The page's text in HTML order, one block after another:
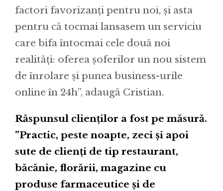
factori favorizanți pentru noi, și asta
pentru că tocmai lansasem un serviciu
care bifa întocmai cele două noi
realități: oferea șoferilor un nou sistem
de înrolare și punea business-urile
online în 24h”, adaugă Cristian.
Răspunsul clienților a fost pe măsură.
”Practic, peste noapte, zeci și apoi
sute de clienți de tip restaurant,
băcănie, florării, magazine cu
produse farmaceutice și de